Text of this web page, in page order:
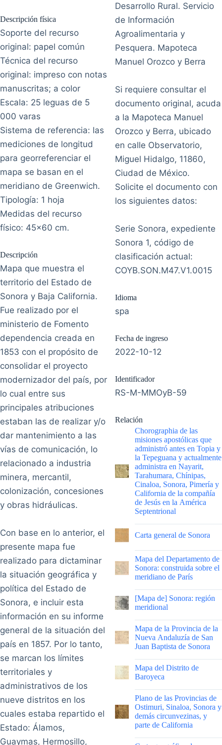
Descripción física
Soporte del recurso
original: papel común
Técnica del recurso
original: impreso con notas
manuscritas; a color
Escala: 25 leguas de 5
000 varas
Sistema de referencia: las
mediciones de longitud
para georreferenciar el
mapa se basan en el
meridiano de Greenwich.
Tipología: 1 hoja
Medidas del recurso
físico: 45x60 cm.
Descripción
Mapa que muestra el
territorio del Estado de
Sonora y Baja California.
Fue realizado por el
ministerio de Fomento
dependencia creada en
1853 con el propósito de
consolidar el proyecto
modernizador del país, por
lo cual entre sus
principales atribuciones
estaban las de realizar y/o
dar mantenimiento a las
vías de comunicación, lo
relacionado a industria
minera, mercantil,
colonización, concesiones
y obras hidráulicas.
Con base en lo anterior, el
presente mapa fue
realizado para dictaminar
la situación geográfica y
política del Estado de
Sonora, e incluir esta
información en su informe
general de la situación del
país en 1857. Por lo tanto,
se marcan los límites
territoriales y
administrativos de los
nueve distritos en los
cuales estaba repartido el
Estado: Álamos,
Guaymas, Hermosillo,
Desarrollo Rural. Servicio
de Información
Agroalimentaria y
Pesquera. Mapoteca
Manuel Orozco y Berra
Si requiere consultar el
documento original, acuda
a la Mapoteca Manuel
Orozco y Berra, ubicado
en calle Observatorio,
Miguel Hidalgo, 11860,
Ciudad de México.
Solicite el documento con
los siguientes datos:
Serie Sonora, expediente
Sonora 1, código de
clasificación actual:
COYB.SON.M47.V1.0015
Idioma
spa
Fecha de ingreso
2022-10-12
Identificador
RS-M-MMOyB-59
Relación
Chorographia de las
misiones apostólicas que
administró antes en Topia y
la Tepeguana y actualmente
administra en Nayarit,
Tarahumara, Chínipas,
Cinaloa, Sonora, Pimería y
California de la compañía
de Jesús en la América
Septentrional
Carta general de Sonora
|
Mapa del Departamento de
Sonora: construida sobre el
meridiano de París
|
[Mapa de] Sonora: región
meridional
|
Mapa de la Provincia de la
Nueva Andaluzía de San
Juan Baptista de Sonora
|
Mapa del Distrito de
Baroyeca
|
Plano de las Provincias de
Ostimuri, Sinaloa, Sonora y
demás circunvezinas, y
parte de California